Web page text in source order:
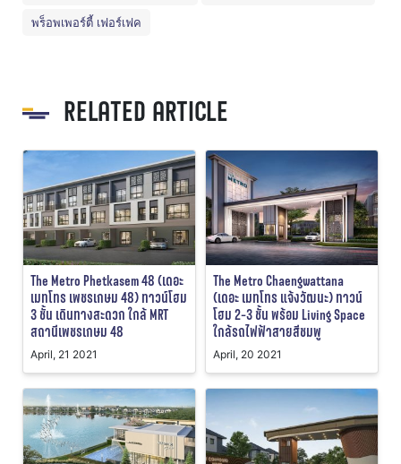
พร็อพเพอร์ตี้ เฟอร์เฟค
RELATED ARTICLE
The Metro Phetkasem 48 (เดอะ
เมทโทร เพชรเกษม 48) ทาวน์โฮม
3 ชั้น เดินทางสะดวก ใกล้ MRT
สถานีเพชรเกษม 48
April, 21 2021
The Metro Chaengwattana
(เดอะ เมทโทร แจ้งวัฒนะ) ทาวน์
โฮม 2-3 ชั้น พร้อม Living Space
ใกล้รถไฟฟ้าสายสีชมพู
April, 20 2021